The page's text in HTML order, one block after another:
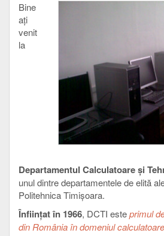
Bine
aţi
venit
la
Departamentul Calculatoare şi
unul dintre departamentele de elită
Politehnica Timişoara.
Înfiinţat în 1966, DCTI esteprimul
din România în domeniul calculatoare